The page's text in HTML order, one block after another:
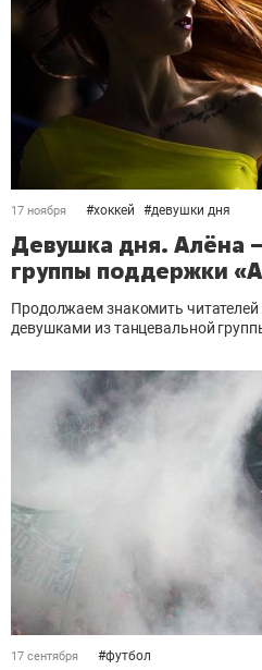
17 ноября #хоккей #девушки дня
Девушка дня. Алёна
группы поддержки
Продолжаем знакомить
девушками из танцевальной
17 сентября #футбол